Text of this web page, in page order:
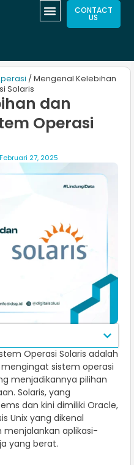
CONTACT
US
/ Mengenal Kelebihan
Solaris
dan
Operasi
Februari 27, 2025
Operasi Solaris adalah
sistem operasi
menjadikannya pilihan
Solaris, yang
dan kini dimiliki Oracle,
Unix yang dikenal
aplikasi-
yang berat.